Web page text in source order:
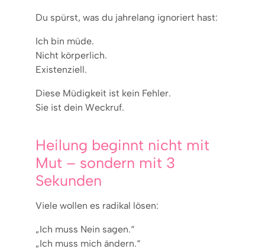
Du spürst, was du jahrelang ignoriert hast:
Ich bin müde.
Nicht körperlich.
Existenziell.
Diese Müdigkeit ist kein Fehler.
Sie ist dein Weckruf.
Heilung beginnt nicht mit
Mut – sondern mit 3
Sekunden
Viele wollen es radikal lösen:
„Ich muss Nein sagen.“
„Ich muss mich ändern.“